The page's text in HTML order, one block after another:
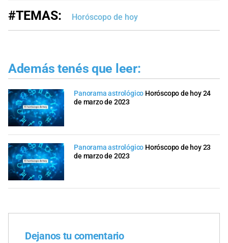
#TEMAS: Horóscopo de hoy
Además tenés que leer:
Panorama astrológico Horóscopo de hoy 24
de marzo de 2023
Panorama astrológico Horóscopo de hoy 23
de marzo de 2023
Dejanos tu comentario